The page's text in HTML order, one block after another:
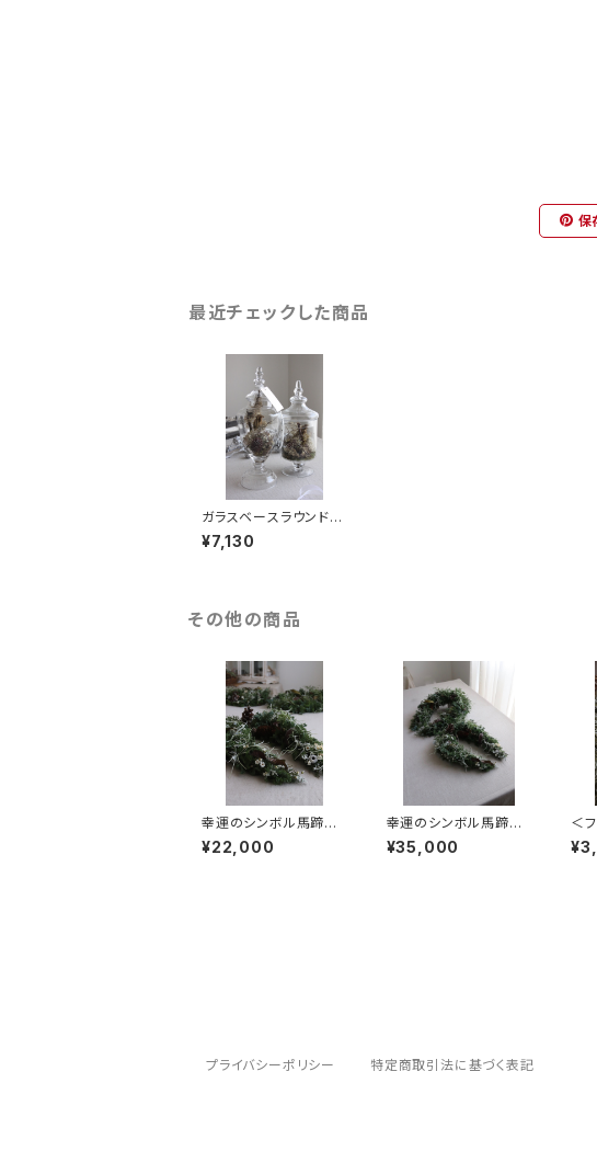
保
最近チェックした商品
ガラスベースラウンドキ
ャニスター ボタニカル
¥7,130
その他の商品
幸運のシンボル馬蹄形
のリース サイズベー
シック
¥22,000
幸運のシンボル馬蹄形
のリース サイズグラン
ド
¥35,000
＜
イ
ハ
プライバシーポリシー 特定商取引法に基づく表記